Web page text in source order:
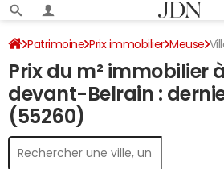
Patrimoine Prix immobilier Meuse
Prix du m² immobilier
devant-Belrain :
(55260)